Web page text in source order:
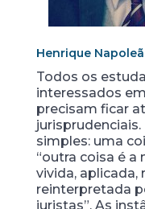
Henrique
Todos os
interessados
precisam ficar
simples: uma
“outra coisa é a
vivida, aplicada,
reinterpretada
juristas”. As